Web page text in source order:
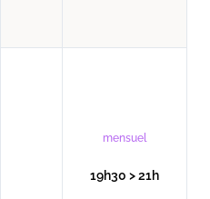
mensuel
19h30 > 21h